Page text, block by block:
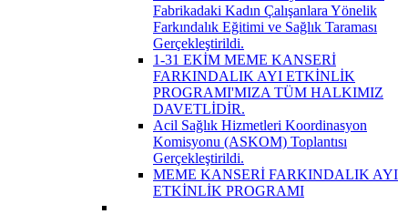
Fabrikadaki Kadın Çalışanlara Yönelik
Farkındalık Eğitimi ve Sağlık Taraması
Gerçekleştirildi.
1-31 EKİM MEME KANSERİ
FARKINDALIK AYI ETKİNLİK
PROGRAMI'MIZA TÜM HALKIMIZ
DAVETLİDİR.
Acil Sağlık Hizmetleri Koordinasyon
Komisyonu (ASKOM) Toplantısı
Gerçekleştirildi.
MEME KANSERİ FARKINDALIK AYI
ETKİNLİK PROGRAMI